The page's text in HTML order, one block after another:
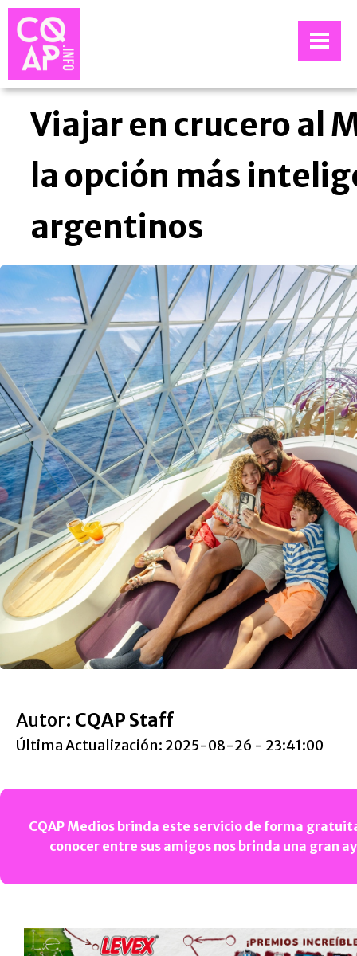
Viajar en crucero al
la opción más
argentinos
Autor: CQAP Staff
Última Actualización: 2025-08-26 - 23:41:00
CQAP Medios brinda este servicio de forma
conocer entre sus amigos nos brinda una gran